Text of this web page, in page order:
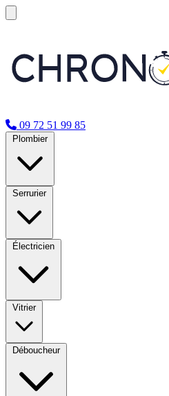
09 72 51 99 85
Plombier
Serrurier
Électricien
Vitrier
Déboucheur